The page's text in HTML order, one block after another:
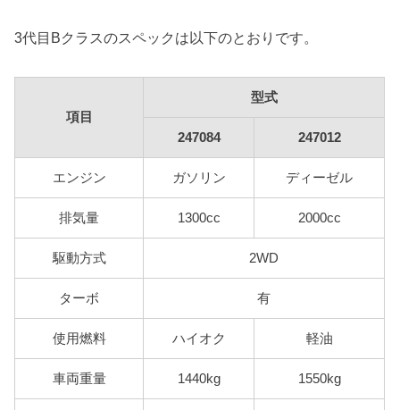
3代目Bクラスのスペックは以下のとおりです。
項目
型式
247084 247012
エンジン ガソリン ディーゼル
排気量 1300cc 2000cc
駆動方式 2WD
ターボ 有
使用燃料 ハイオク 軽油
車両重量 1440kg 1550kg